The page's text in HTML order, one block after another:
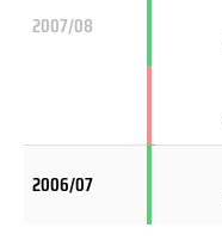
2007/08
2006/07